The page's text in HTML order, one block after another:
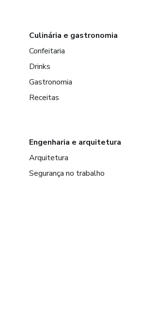
Culinária e gastronomia
Confeitaria
Drinks
Gastronomia
Receitas
Engenharia e arquitetura
Arquitetura
Segurança no trabalho